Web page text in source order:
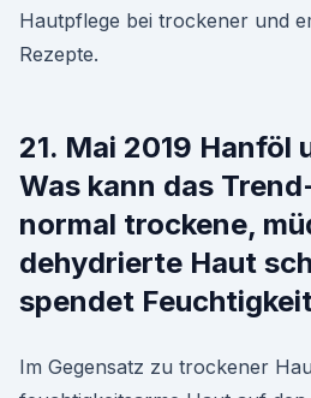
Hautpflege bei trockener und
Rezepte.
21. Mai 2019 Hanföl
Was kann das
normal trockene,
dehydrierte Haut
spendet
Im Gegensatz zu trockener